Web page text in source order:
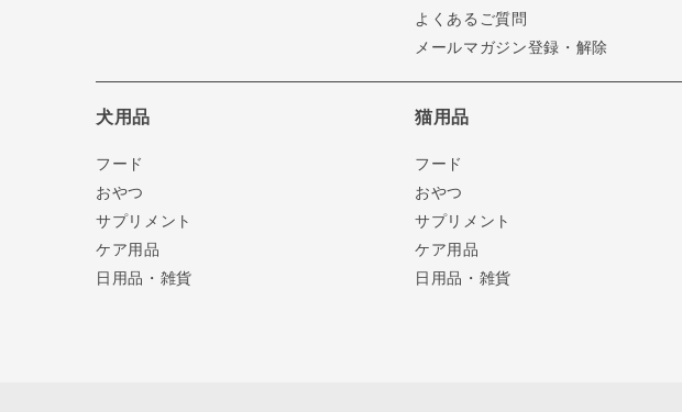
よくあるご質問
メールマガジン登録・解除
犬用品
フード
おやつ
サプリメント
ケア用品
日用品・雑貨
猫用品
フード
おやつ
サプリメント
ケア用品
日用品・雑貨